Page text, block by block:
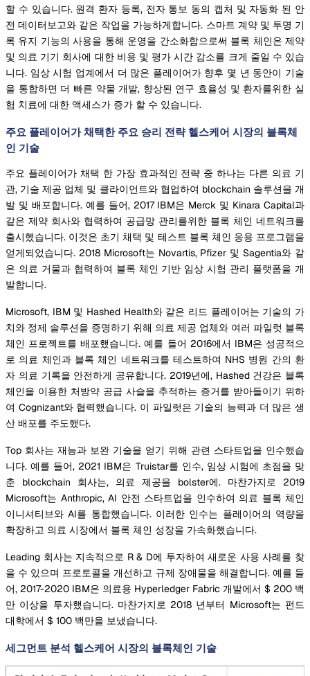
할 수 있습니다. 원격 환자 등록, 전자 통보 동의 캡처 및 자동화 된 안
전 데이터보고와 같은 작업을 가능하게합니다. 스마트 계약 및 투명 기
록 유지 기능의 사용을 통해 운영을 간소화함으로써 블록 체인은 제약
및 의료 기기 회사에 대한 비용 및 평가 시간 감소를 크게 줄일 수 있습
니다. 임상 시험 업계에서 더 많은 플레이어가 향후 몇 년 동안이 기술
을 통합하면 더 빠른 약물 개발, 향상된 연구 효율성 및 환자를위한 실
험 치료에 대한 액세스가 증가 할 수 있습니다.
주요 플레이어가 채택한 주요 승리 전략 헬스케어 시장의 블록체
인 기술
주요 플레이어가 채택 한 가장 효과적인 전략 중 하나는 다른 의료 기
관, 기술 제공 업체 및 클라이언트와 협업하여 blockchain 솔루션을 개
발 및 배포합니다. 예를 들어, 2017 IBM은 Merck 및 Kinara Capital과
같은 제약 회사와 협력하여 공급망 관리를위한 블록 체인 네트워크를
출시했습니다. 이것은 초기 채택 및 테스트 블록 체인 응용 프로그램을
얻게되었습니다. 2018 Microsoft는 Novartis, Pfizer 및 Sagentia와 같
은 의료 거물과 협력하여 블록 체인 기반 임상 시험 관리 플랫폼을 개
발합니다.
Microsoft, IBM 및 Hashed Health와 같은 리드 플레이어는 기술의 가
치와 정제 솔루션을 증명하기 위해 의료 제공 업체와 여러 파일럿 블록
체인 프로젝트를 배포했습니다. 예를 들어 2016에서 IBM은 성공적으
로 의료 체인과 블록 체인 네트워크를 테스트하여 NHS 병원 간의 환
자 의료 기록을 안전하게 공유합니다. 2019년에, Hashed 건강은 블록
체인을 이용한 처방약 공급 사슬을 추적하는 증거를 받아들이기 위하
여 Cognizant와 협력했습니다. 이 파일럿은 기술의 능력과 더 많은 생
산 배포를 주도했다.
Top 회사는 재능과 보완 기술을 얻기 위해 관련 스타트업을 인수했습
니다. 예를 들어, 2021 IBM은 Truistar를 인수, 임상 시험에 초점을 맞
춘 blockchain 회사는, 의료 제공을 bolster에. 마찬가지로 2019
Microsoft는 Anthropic, AI 안전 스타트업을 인수하여 의료 블록 체인
이니셔티브와 AI를 통합했습니다. 이러한 인수는 플레이어의 역량을
확장하고 의료 시장에서 블록 체인 성장을 가속화했습니다.
Leading 회사는 지속적으로 R & D에 투자하여 새로운 사용 사례를 찾
을 수 있으며 프로토콜을 개선하고 규제 장애물을 해결합니다. 예를 들
어, 2017-2020 IBM은 의료용 Hyperledger Fabric 개발에서 $ 200 백
만 이상을 투자했습니다. 마찬가지로 2018 년부터 Microsoft는 펀드
대학에서 $ 100 백만을 보냈습니다.
세그먼트 분석 헬스케어 시장의 블록체인 기술